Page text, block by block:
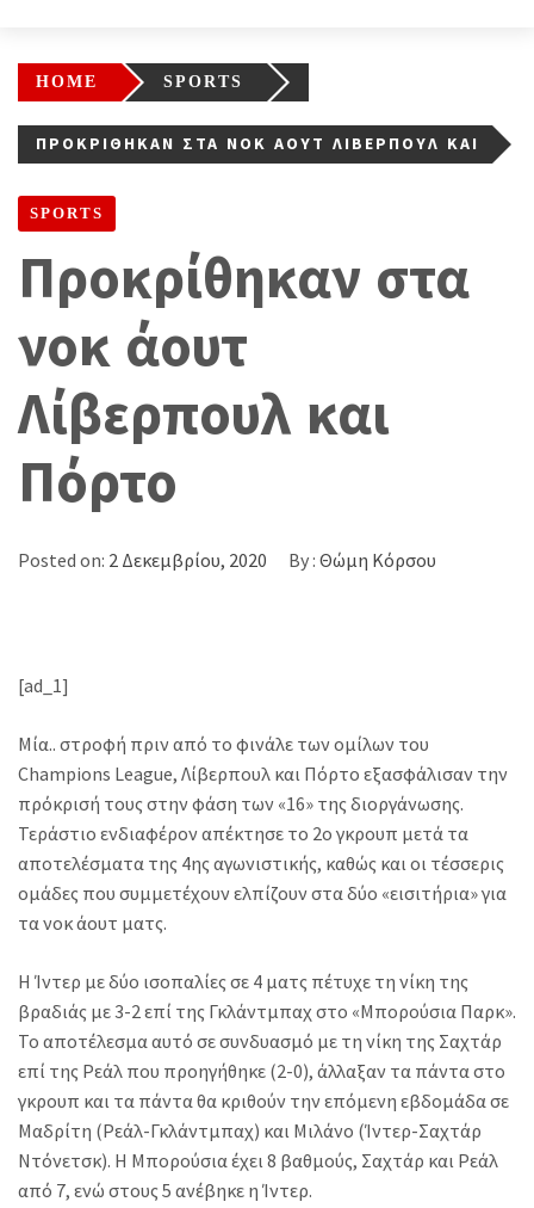
HOME SPORTS
ΠΡΟΚΡΊΘΗΚΑΝ ΣΤΑ ΝΟΚ ΆΟΥΤ ΛΊΒΕΡΠΟΥΛ ΚΑΙ
SPORTS
Προκρίθηκαν στα
νοκ άουτ
Λίβερπουλ και
Πόρτο
Posted on: 2 Δεκεμβρίου, 2020 By : Θώμη Κόρσου
[ad_1]
Μία.. στροφή πριν από το φινάλε των ομίλων του
Champions League, Λίβερπουλ και Πόρτο εξασφάλισαν την
πρόκρισή τους στην φάση των «16» της διοργάνωσης.
Τεράστιο ενδιαφέρον απέκτησε το 2ο γκρουπ μετά τα
αποτελέσματα της 4ης αγωνιστικής, καθώς και οι τέσσερις
ομάδες που συμμετέχουν ελπίζουν στα δύο «εισιτήρια» για
τα νοκ άουτ ματς.
Η Ίντερ με δύο ισοπαλίες σε 4 ματς πέτυχε τη νίκη της
βραδιάς με 3-2 επί της Γκλάντμπαχ στο «Μπορούσια Παρκ».
Το αποτέλεσμα αυτό σε συνδυασμό με τη νίκη της Σαχτάρ
επί της Ρεάλ που προηγήθηκε (2-0), άλλαξαν τα πάντα στο
γκρουπ και τα πάντα θα κριθούν την επόμενη εβδομάδα σε
Μαδρίτη (Ρεάλ-Γκλάντμπαχ) και Μιλάνο (Ίντερ-Σαχτάρ
Ντόνετσκ). Η Μπορούσια έχει 8 βαθμούς, Σαχτάρ και Ρεάλ
από 7, ενώ στους 5 ανέβηκε η Ίντερ.